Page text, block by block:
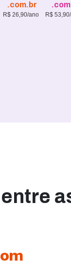
.com.br
R$ 26,90/ano
.com
R$